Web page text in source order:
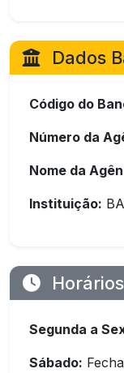
Dados
Código do
Número da
Nome da
Instituição:
Segunda a
Sábado: